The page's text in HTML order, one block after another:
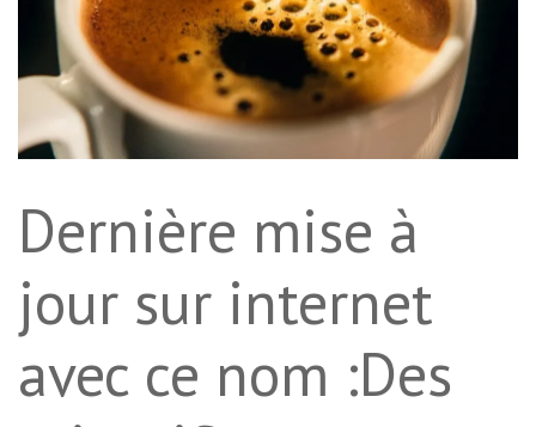
Dernière mise à
jour sur internet
avec ce nom :Des